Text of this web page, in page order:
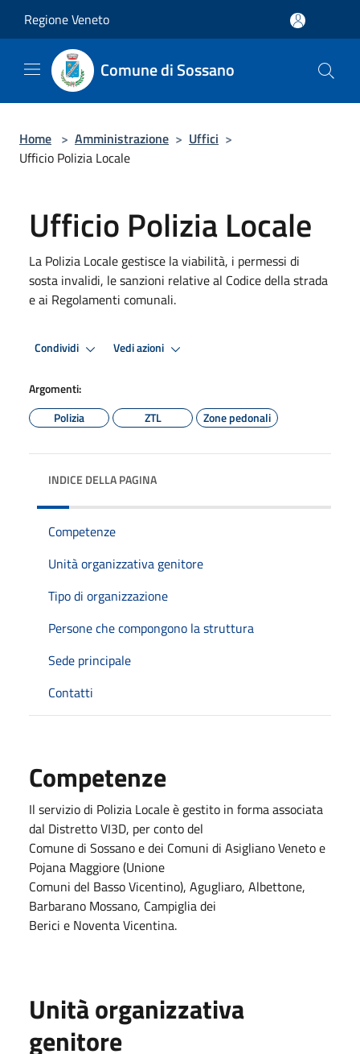
Regione Veneto
Comune di Sossano
Home > Amministrazione > Uffici >
Ufficio Polizia Locale
Ufficio Polizia Locale
La Polizia Locale gestisce la viabilità, i permessi di
sosta invalidi, le sanzioni relative al Codice della strada
e ai Regolamenti comunali.
Condividi Vedi azioni
Argomenti:
Polizia
ZTL Zone pedonali
INDICE DELLA PAGINA
Competenze
Unità organizzativa genitore
Tipo di organizzazione
Persone che compongono la struttura
Sede principale
Contatti
Competenze
Il servizio di Polizia Locale è gestito in forma associata
dal Distretto VI3D, per conto del
Comune di Sossano e dei Comuni di Asigliano Veneto e
Pojana Maggiore (Unione
Comuni del Basso Vicentino), Agugliaro, Albettone,
Barbarano Mossano, Campiglia dei
Berici e Noventa Vicentina.
Unità organizzativa
genitore